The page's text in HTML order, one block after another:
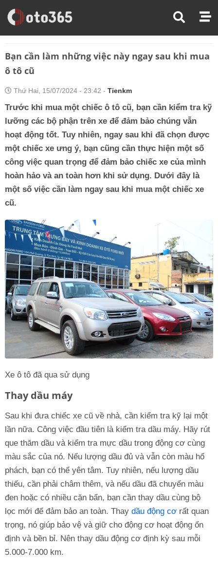
Trang Chủ
Chăm Sóc Xe
Bạn cần làm những việc này ngay sau khi mua
ô tô cũ
Thứ Hai, 15/07/2024 - 23:42 - Tienkm
Trước khi mua một chiếc ô tô cũ, bạn cần kiểm tra kỹ
lưỡng các bộ phận trên xe để đảm bảo chúng vẫn
hoạt động tốt. Tuy nhiên, ngay sau khi đã chọn được
một chiếc xe ưng ý, bạn cũng cần thực hiện một số
công việc quan trọng để đảm bảo chiếc xe của mình
hoàn hảo và an toàn hơn khi sử dụng. Dưới đây là
một số việc cần làm ngay sau khi mua một chiếc xe
cũ.
Xe ô tô đã qua sử dụng
Thay dầu máy
Sau khi đưa chiếc xe cũ về nhà, cần kiểm tra kỹ lại một
lần nữa. Công việc đầu tiên là kiểm tra dầu máy. Hãy rút
que thăm dầu và kiểm tra mực dầu trong động cơ cùng
màu sắc của nó. Nếu lượng dầu đủ và vẫn còn màu hổ
phách, bạn có thể yên tâm. Tuy nhiên, nếu lượng dầu
thiếu, cần phải châm thêm, và nếu dầu đã chuyển màu
đen hoặc có nhiều cặn bẩn, bạn cần thay dầu cùng bộ
lọc mới để đảm bảo an toàn. Thay dầu động cơ rất quan
trọng, nó giúp bảo vệ và giữ cho động cơ hoạt động ổn
định và bền bỉ. Nên thay dầu động cơ định kỳ sau mỗi
5.000-7.000 km.